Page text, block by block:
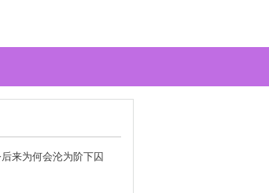
来为何会沦为阶下囚